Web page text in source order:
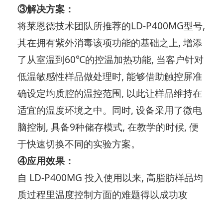
③解决方案：
将莱恩德技术团队所推荐的LD-P400MG型号,
其在拥有紫外消毒该项功能的基础之上, 增添
了从室温到60℃的控温加热功能, 当客户针对
低温敏感性样品做处理时, 能够借助触控屏准
确设定均质腔的温控范围, 以此让样品维持在
适宜的温度环境之中。同时, 设备采用了微电
脑控制, 具备9种储存模式, 在教学的时候, 便
于快速切换不同的实验方案。
④应用效果：
自 LD-P400MG 投入使用以来, 高脂肪样品均
质过程里温度控制方面的难题得以成功攻